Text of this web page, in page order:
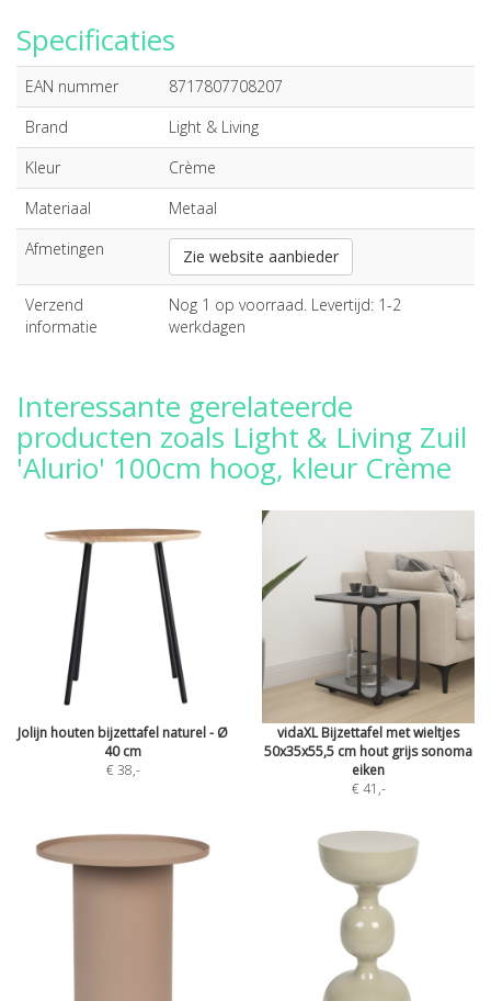
Specificaties
EAN nummer
8717807708207
Brand
Light & Living
Kleur
Crème
Materiaal
Metaal
Afmetingen
Zie website aanbieder
Verzend
informatie
Nog 1 op voorraad. Levertijd: 1-2
werkdagen
Interessante gerelateerde
producten zoals Light & Living Zuil
'Alurio' 100cm hoog, kleur Crème
Jolijn houten bijzettafel naturel - Ø
40 cm
€ 38,-
vidaXL Bijzettafel met wieltjes
50x35x55,5 cm hout grijs sonoma
eiken
€ 41 ,-